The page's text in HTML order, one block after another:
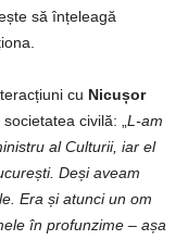
să înțeleagă
cu Nicușor
civilă: „ L-am
al Culturii, iar el
Deși aveam
Era și atunci un om
în profunzime – așa